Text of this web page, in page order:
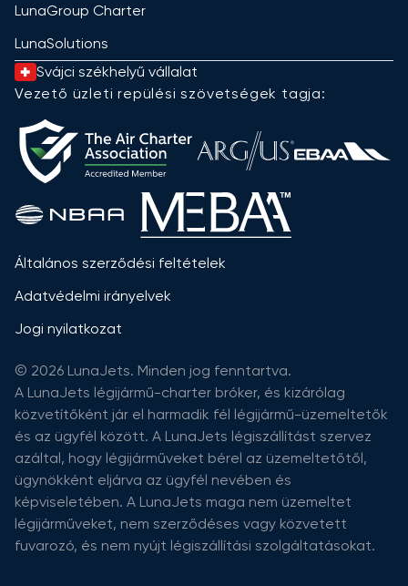
LunaGroup Charter
LunaSolutions
Svájci székhelyű vállalat
Vezető üzleti repülési szövetségek tagja:
Általános szerződési feltételek
Adatvédelmi irányelvek
Jogi nyilatkozat
© 2026 LunaJets. Minden jog fenntartva.
A LunaJets légijármű-charter bróker, és kizárólag
közvetítőként jár el harmadik fél légijármű-üzemeltetők
és az ügyfél között. A LunaJets légiszállítást szervez
azáltal, hogy légijárműveket bérel az üzemeltetőtől,
ügynökként eljárva az ügyfél nevében és
képviseletében. A LunaJets maga nem üzemeltet
légijárműveket, nem szerződéses vagy közvetett
fuvarozó, és nem nyújt légiszállítási szolgáltatásokat.